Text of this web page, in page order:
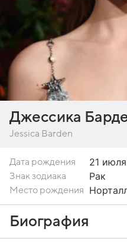
Джессика
Jessica Barden
Дата рождения 21 июля
Знак зодиака Рак
Место рождения
Биография